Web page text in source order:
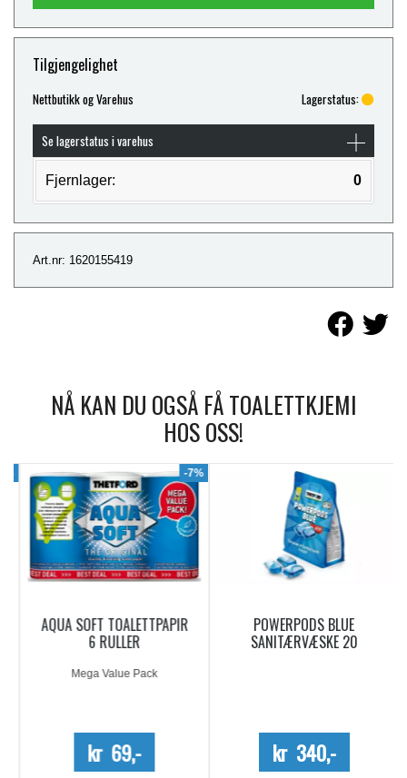
Tilgjengelighet
Nettbutikk og Varehus Lagerstatus:
Se lagerstatus i varehus
Fjernlager: 0
Art.nr: 1620155419
NÅ KAN DU OGSÅ FÅ TOALETTKJEMI
HOS OSS!
-7%
AQUA SOFT TOALETTPAPIR
6 RULLER
Mega Value Pack
kr 69,-
POWERPODS BLUE
SANITÆRVÆSKE 20
kr 340,-